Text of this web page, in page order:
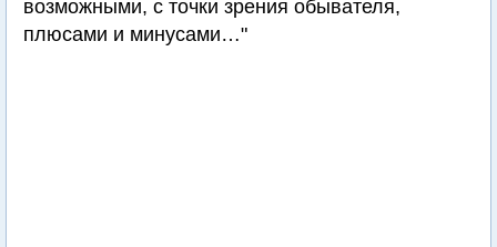
возможными, с точки зрения обывателя,
плюсами и минусами…"